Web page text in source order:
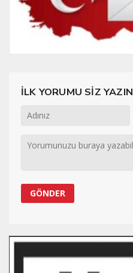
İLK YORUMU SİZ YAZIN